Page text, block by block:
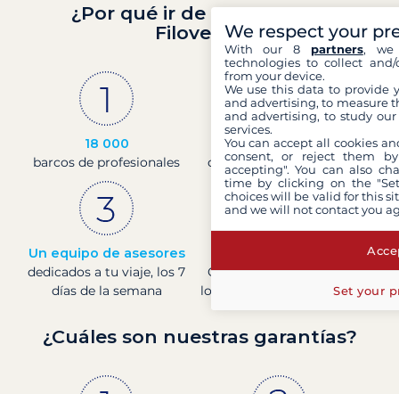
¿Por qué ir de crucero con
Filovent?
18 000
barcos de profesionales
30 años
de experiencia y pasión
Un equipo de asesores
dedicados a tu viaje, los 7
días de la semana
Consulta los precios de
los barcos en tiempo real
¿Cuáles son nuestras garantías?
We respect your
With our 8 partners, we
technologies to collect
from your device.
We use this data to provide
and advertising, to measure
and advertising, to study
services.
You can accept all cookies
consent, or reject them
accepting". You can also
time by clicking on the
choices will be valid for this
and we will not contact you
Set your